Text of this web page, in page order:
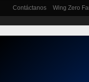
Contáctanos Wing Zero